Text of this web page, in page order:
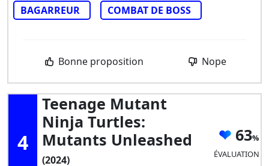
BAGARREUR
COMBAT DE BOSS
Bonne proposition Nope
4
Teenage Mutant
Ninja Turtles:
Mutants Unleashed
(2024)
63
ÉVALUATION